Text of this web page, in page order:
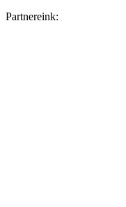
Partnereink: